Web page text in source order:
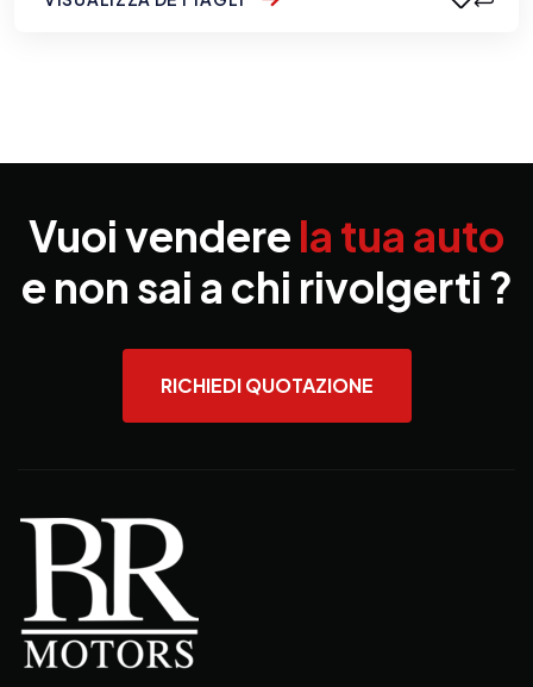
Vuoi vendere la tua auto
e non sai a chi rivolgerti ?
RICHIEDI QUOTAZIONE